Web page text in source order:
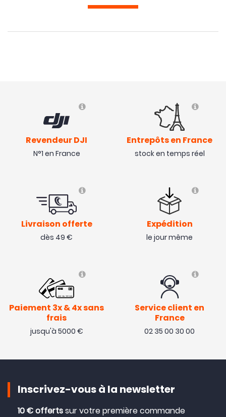
Revendeur DJI
N°1 en France
Entrepôts en France
stock en temps réel
Livraison offerte
dès 49 €
Expédition
le jour même
Paiement 3x & 4x sans
frais
jusqu'à 5000 €
Service client en
France
02 35 00 30 00
Inscrivez-vous à la newsletter
10 € offertssur votre première commande